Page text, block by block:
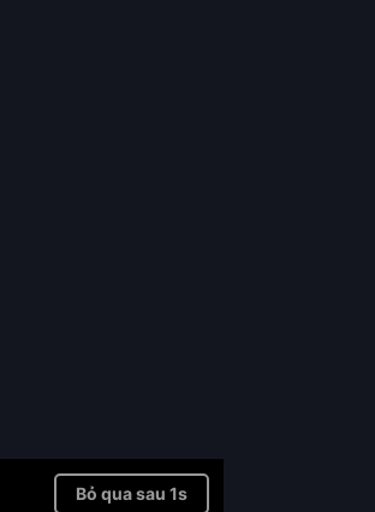
Bỏ qua quảng cáo ➤
Full